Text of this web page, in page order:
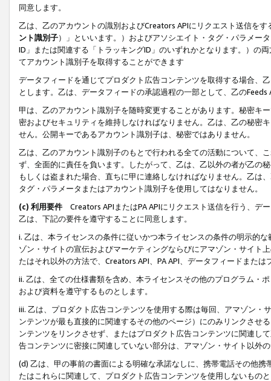
同意します。
乙は、乙のアカウントの識別およびCreators APIにリクエスト送信を
ント識別子）」といいます。）およびアソシエイト・タグ・パラメー
ID」または関連する「トラッキングID」のいずれかとなります。）の
てアカウント識別子を取得することができます
データフィードを通じてプロダクト広告コンテンツを取得する場合、
とします。乙は、データフィードの承認過程の一部として、乙の
甲は、乙のアカウント識別子を随時変更することがあります。秘密キ
密およびセキュリティを維持しなければなりません。乙は、乙の秘密
せん。公開キーであるアカウント識別子は、秘密ではありません。
乙は、乙のアカウント識別子のもとで行われる全ての活動について、
ず、全面的に責任を負います。したがって、乙は、乙以外の者が乙の
もしくは盗まれた場合、直ちに甲に連絡しなければなりません。乙は
タグ・パラメータまたはアカウント識別子を使用してはなりません。
(c) 利用要件 Creators APIまたはPA APIにリクエスト送信を行う、デ
乙は、下記の要件を遵守することに同意します。
i. 乙は、本ライセンスの条件に従いかつ本ライセンスの条件の明示的
ゾン・サイトの宣伝およびマーケティングならびにアマゾン・サイト
たはそれ以外の方法で、Creators API、PA API、データフィードまた
ii. 乙は、全ての仕様書類を含め、本ライセンスその他のプログラム・
および資料を遵守するものとします。
iii. 乙は、プロダクト広告コンテンツを使用する際は毎回、アマゾン
ンテンツが最も直接的に関連するその他のページ）にのみリンクさせ
ンテンツをリンクさせず、またはプロダクト広告コンテンツに関連し
告コンテンツに密接に関連していない部分は、アマゾン・サイト以外
(d) 乙は、甲の事前の書面による明確な承諾なしに、携帯電話その他
たはこれらに関連して、プロダクト広告コンテンツを使用しないもの